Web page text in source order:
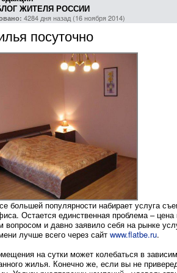
ЖИТЕЛЯ РОССИИ
4284 дня назад (16 ноября 2014)
посуточно
большей популярности набирает услуга
Остается единственная проблема –
вопросом и давно заявило себя на рынке
лучше всего через сайт www.flatbe.ru.
на сутки может колебаться в
жилья. Конечно же, если вы не